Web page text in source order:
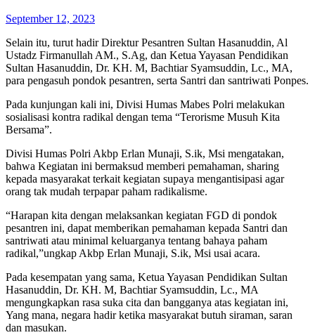
September 12, 2023
Selain itu, turut hadir Direktur Pesantren Sultan Hasanuddin, Al
Ustadz Firmanullah AM., S.Ag, dan Ketua Yayasan Pendidikan
Sultan Hasanuddin, Dr. KH. M, Bachtiar Syamsuddin, Lc., MA,
para pengasuh pondok pesantren, serta Santri dan santriwati Ponpes.
Pada kunjungan kali ini, Divisi Humas Mabes Polri melakukan
sosialisasi kontra radikal dengan tema “Terorisme Musuh Kita
Bersama”.
Divisi Humas Polri Akbp Erlan Munaji, S.ik, Msi mengatakan,
bahwa Kegiatan ini bermaksud memberi pemahaman, sharing
kepada masyarakat terkait kegiatan supaya mengantisipasi agar
orang tak mudah terpapar paham radikalisme.
“Harapan kita dengan melaksankan kegiatan FGD di pondok
pesantren ini, dapat memberikan pemahaman kepada Santri dan
santriwati atau minimal keluarganya tentang bahaya paham
radikal,”ungkap Akbp Erlan Munaji, S.ik, Msi usai acara.
Pada kesempatan yang sama, Ketua Yayasan Pendidikan Sultan
Hasanuddin, Dr. KH. M, Bachtiar Syamsuddin, Lc., MA
mengungkapkan rasa suka cita dan bangganya atas kegiatan ini,
Yang mana, negara hadir ketika masyarakat butuh siraman, saran
dan masukan.